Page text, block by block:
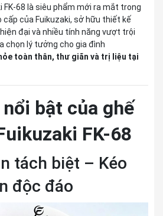
FK-68 là siêu phẩm mới ra mắt trong
cấp của Fuikuzaki, sở hữu thiết kế
đại và nhiều tính năng vượt trội
chọn lý tưởng cho gia đình
toàn thân, thư giãn và trị liệu tại
bật của ghế
FK-68
tách biệt – Kéo
độc đáo